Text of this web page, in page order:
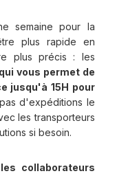
semaine pour la
plus rapide en
plus précis : les
vous permet de
jusqu'à 15H pour
d'expéditions le
les transporteurs
si besoin.
collaborateurs